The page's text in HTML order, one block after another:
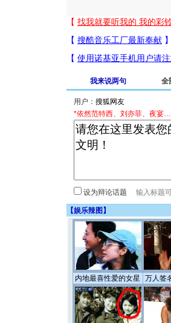
我来说两句 全
用户：
*依然范特西、刘亦菲、夜宴
设为辩论话题
【娱乐辣图 】
内地最喜性爱的女星 万人签